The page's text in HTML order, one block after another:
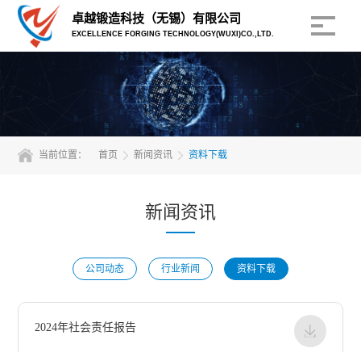
卓越锻造科技（无锡）有限公司
EXCELLENCE FORGING TECHNOLOGY(WUXI)CO.,LTD.
当前位置： 首页 新闻资讯 资料下载
新闻资讯
公司动态 行业新闻 资料下载
2024年社会责任报告